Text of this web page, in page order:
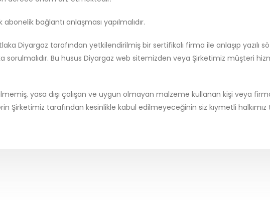
bağlantı anlaşması yapılmalıdır.
Diyargaz tarafından yetkilendirilmiş bir sertifikalı firma ile anlaşıp yazılı
sorulmalıdır. Bu husus Diyargaz web sitemizden veya Şirketimiz müşteri
yasa dışı çalışan ve uygun olmayan malzeme kullanan kişi veya
Şirketimiz tarafından kesinlikle kabul edilmeyeceğinin siz kıymetli